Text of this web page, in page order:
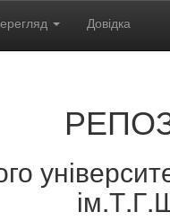
Довідка